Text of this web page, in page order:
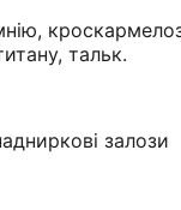
тальк.
залози